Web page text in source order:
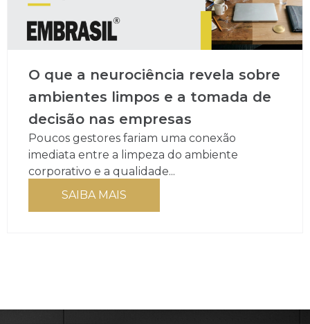
O que a neurociência revela sobre
ambientes limpos e a tomada de
decisão nas empresas
Poucos gestores fariam uma conexão
imediata entre a limpeza do ambiente
corporativo e a qualidade...
SAIBA MAIS